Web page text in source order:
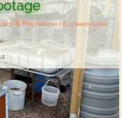
& Prélèvement| 0 commentaires
: